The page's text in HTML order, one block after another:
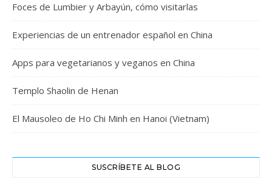
Foces de Lumbier y Arbayún, cómo visitarlas
Experiencias de un entrenador español en China
Apps para vegetarianos y veganos en China
Templo Shaolin de Henan
El Mausoleo de Ho Chi Minh en Hanoi (Vietnam)
SUSCRÍBETE AL BLOG